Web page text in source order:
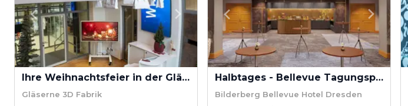
Ihre Weihnachtsfeier in der Gläsernen 3D Fabrik
Gläserne 3D Fabrik
Halbtages - Bellevue Tagungspauschale Bilderberg Bellevue Hotel
Bilderberg Bellevue Hotel Dresden